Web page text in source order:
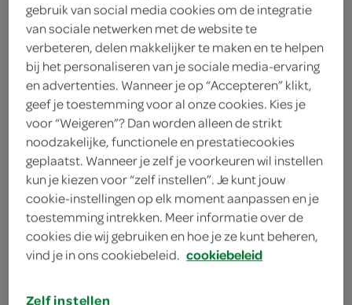
1.
85
400 Gram
Let op: aanbiedingen zijn niet zichtbaar bij de
producten, maar worden wél automatisch
verwerkt in de winkelmand.
dagvers gebakken door de ambachtelijke bakker uit
de buurt!
gebruik van social media cookies om de integratie
van sociale netwerken met de website te
verbeteren, delen makkelijker te maken en te helpen
bij het personaliseren van je sociale media-ervaring
en advertenties. Wanneer je op “Accepteren” klikt,
geef je toestemming voor al onze cookies. Kies je
voor “Weigeren”? Dan worden alleen de strikt
noodzakelijke, functionele en prestatiecookies
geplaatst. Wanneer je zelf je voorkeuren wil instellen
kun je kiezen voor “zelf instellen”. Je kunt jouw
cookie-instellingen op elk moment aanpassen en je
toestemming intrekken. Meer informatie over de
cookies die wij gebruiken en hoe je ze kunt beheren,
vind je in ons cookiebeleid. cookiebeleid
Zelf instellen